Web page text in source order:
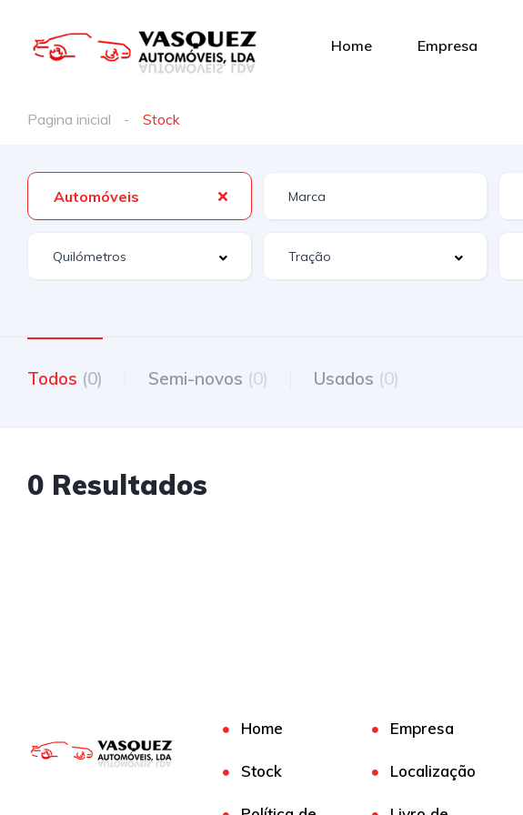
Home Empresa
Pagina inicial Stock
Automóveis
Todos (0) Semi-novos (0) Usados (0)
0 Resultados
Home Empresa
Stock Localização